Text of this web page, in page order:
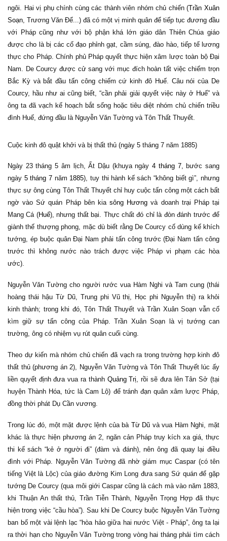
ngôi. Hai vị phụ chính cùng các thành viên nhóm chủ chiến (Trần Xuân
Soạn, Trương Văn Để...) đã có một vị minh quân để tiếp tục đương đầu
với Pháp cũng như với bộ phận khá lớn giáo dân Thiên Chúa giáo
được cho là bị các cố đạo phỉnh gạt, cầm súng, đào hào, tiếp tế lương
thực cho Pháp. Chính phủ Pháp quyết thực hiện xâm lược toàn bộ Đại
Nam. De Courcy được cử sang với mục đích hoàn tất việc chiếm trọn
Bắc Kỳ và bắt đầu tấn công chiếm cứ kinh đô Huế. Câu nói của De
Courcy, hầu như ai cũng biết, “cần phải giải quyết việc này ở Huế” và
ông ta đã vạch kế hoạch bắt sống hoặc tiêu diệt nhóm chủ chiến triều
đình Huế, đứng đầu là Nguyễn Văn Tường và Tôn Thất Thuyết.
Cuộc kinh đô quật khởi và bị thất thủ (ngày 5 tháng 7 năm 1885)
Ngày 23 tháng 5 âm lịch, Ất Dậu (khuya ngày4 tháng 7, bước sang
ngày 5 tháng 7năm 1885), tuy thi hành kế sách “không biết gì”, nhưng
thực sự ông cùng Tôn Thất Thuyết chỉ huy cuộc tấn công một cách bất
ngờ vào Sứ quán Pháp bên kiasông Hương và doanh trại Pháp tại
Mang Cá (Huế), nhưng thất bại. Thực chất đó chỉ là đòn đánh trước để
giành thế thượng phong, mặc dù biết rằng De Courcy cố dùng kế khích
tướng, ép buộc quân Đại Nam phải tấn công trước (Đại Nam tấn công
trước thì không nước nào trách được việc Pháp vi phạm các hòa
ước).
Nguyễn Văn Tường cho người rước vua Hàm Nghi và Tam cung (thái
hoàng thái hậu Từ Dũ, Trung phi Vũ thị, Học phi Nguyễn thị) ra khỏi
kinh thành; trong khi đó, Tôn Thất Thuyết và Trần Xuân Soạn vẫn cố
kìm giữ sự tấn công của Pháp. Trần Xuân Soạn là vị tướng can
trường, ông có nhiệm vụ rút quân cuối cùng.
Theo dự kiến mà nhóm chủ chiến đã vạch ra trong trường hợp kinh đô
thất thủ (phương án 2), Nguyễn Văn Tường và Tôn Thất Thuyết lúc ấy
liền quyết định đưa vua ra thành Quảng Trị, rồi sẽ đưa lên Tân Sở (tại
huyện Thành Hóa, tức là Cam Lộ) để tránh đạn quân xâm lược Pháp,
đồng thời phát Dụ Cần vương.
Trong lúc đó, một mặt được lệnh của bà Từ Dũ và vua Hàm Nghi, mặt
khác là thực hiện phương án 2, ngăn cản Pháp truy kích xa giá, thực
thi kế sách “kẻ ở người đi” (đàm và đánh), nên ông đã quay lại điều
đình với Pháp. Nguyễn Văn Tường đã nhờ giám mục Caspar (có tên
tiếng Việt là Lộc) của giáo đường Kim Long đưa sang Sứ quán để gặp
tướng De Courcy (qua môi giới Caspar cũng là cách mà vào năm 1883,
khi Thuận An thất thủ, Trần Tiễn Thành, Nguyễn Trọng Hợp đã thực
hiện trong việc “cầu hòa”). Sau khi De Courcy buộc Nguyễn Văn Tường
ban bố một vài lệnh lạc “hòa hảo giữa hai nước Việt - Pháp”, ông ta lại
ra thời hạn cho Nguyễn Văn Tường trong vòng hai tháng phải tìm cách